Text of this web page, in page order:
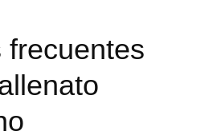
frecuentes